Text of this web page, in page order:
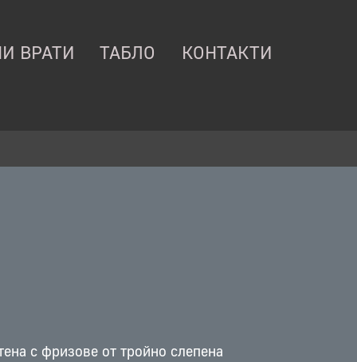
ВРАТИ ТАБЛО КОНТАКТИ
с фризове от тройно слепена